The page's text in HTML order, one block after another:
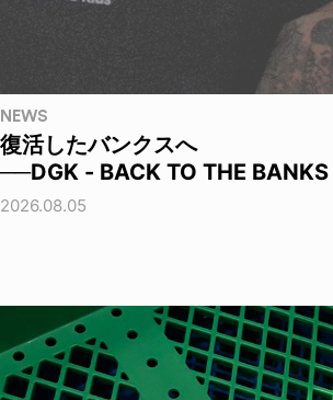
NEWS
復活したバンクスへ
──DGK - BACK TO THE BANKS
2026.08.05